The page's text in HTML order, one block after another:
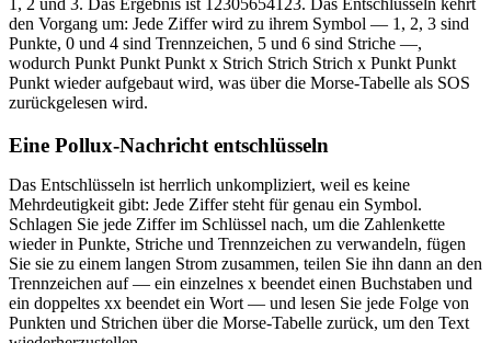
1, 2 und 3. Das Ergebnis ist 12305654123. Das Entschlüsseln kehrt
den Vorgang um: Jede Ziffer wird zu ihrem Symbol — 1, 2, 3 sind
Punkte, 0 und 4 sind Trennzeichen, 5 und 6 sind Striche —,
wodurch Punkt Punkt Punkt x Strich Strich Strich x Punkt Punkt
Punkt wieder aufgebaut wird, was über die Morse-Tabelle als SOS
zurückgelesen wird.
Eine Pollux-Nachricht entschlüsseln
Das Entschlüsseln ist herrlich unkompliziert, weil es keine
Mehrdeutigkeit gibt: Jede Ziffer steht für genau ein Symbol.
Schlagen Sie jede Ziffer im Schlüssel nach, um die Zahlenkette
wieder in Punkte, Striche und Trennzeichen zu verwandeln, fügen
Sie sie zu einem langen Strom zusammen, teilen Sie ihn dann an den
Trennzeichen auf — ein einzelnes x beendet einen Buchstaben und
ein doppeltes xx beendet ein Wort — und lesen Sie jede Folge von
Punkten und Strichen über die Morse-Tabelle zurück, um den Text